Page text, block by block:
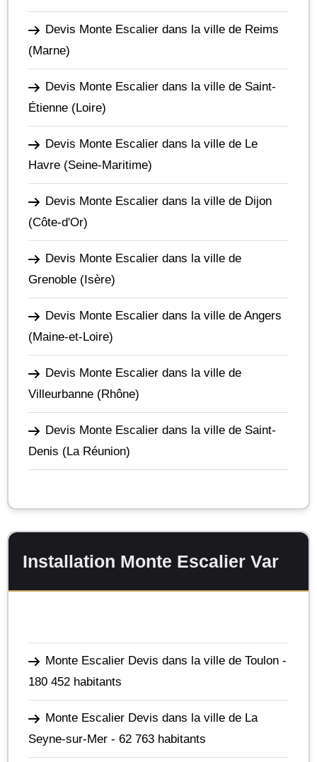
Devis Monte Escalier dans la ville de Reims
(Marne)
Devis Monte Escalier dans la ville de Saint-
Étienne (Loire)
Devis Monte Escalier dans la ville de Le
Havre (Seine-Maritime)
Devis Monte Escalier dans la ville de Dijon
(Côte-d'Or)
Devis Monte Escalier dans la ville de
Grenoble (Isère)
Devis Monte Escalier dans la ville de Angers
(Maine-et-Loire)
Devis Monte Escalier dans la ville de
Villeurbanne (Rhône)
Devis Monte Escalier dans la ville de Saint-
Denis (La Réunion)
Installation Monte Escalier Var
Monte Escalier Devis dans la ville de Toulon -
180 452 habitants
Monte Escalier Devis dans la ville de La
Seyne-sur-Mer - 62 763 habitants